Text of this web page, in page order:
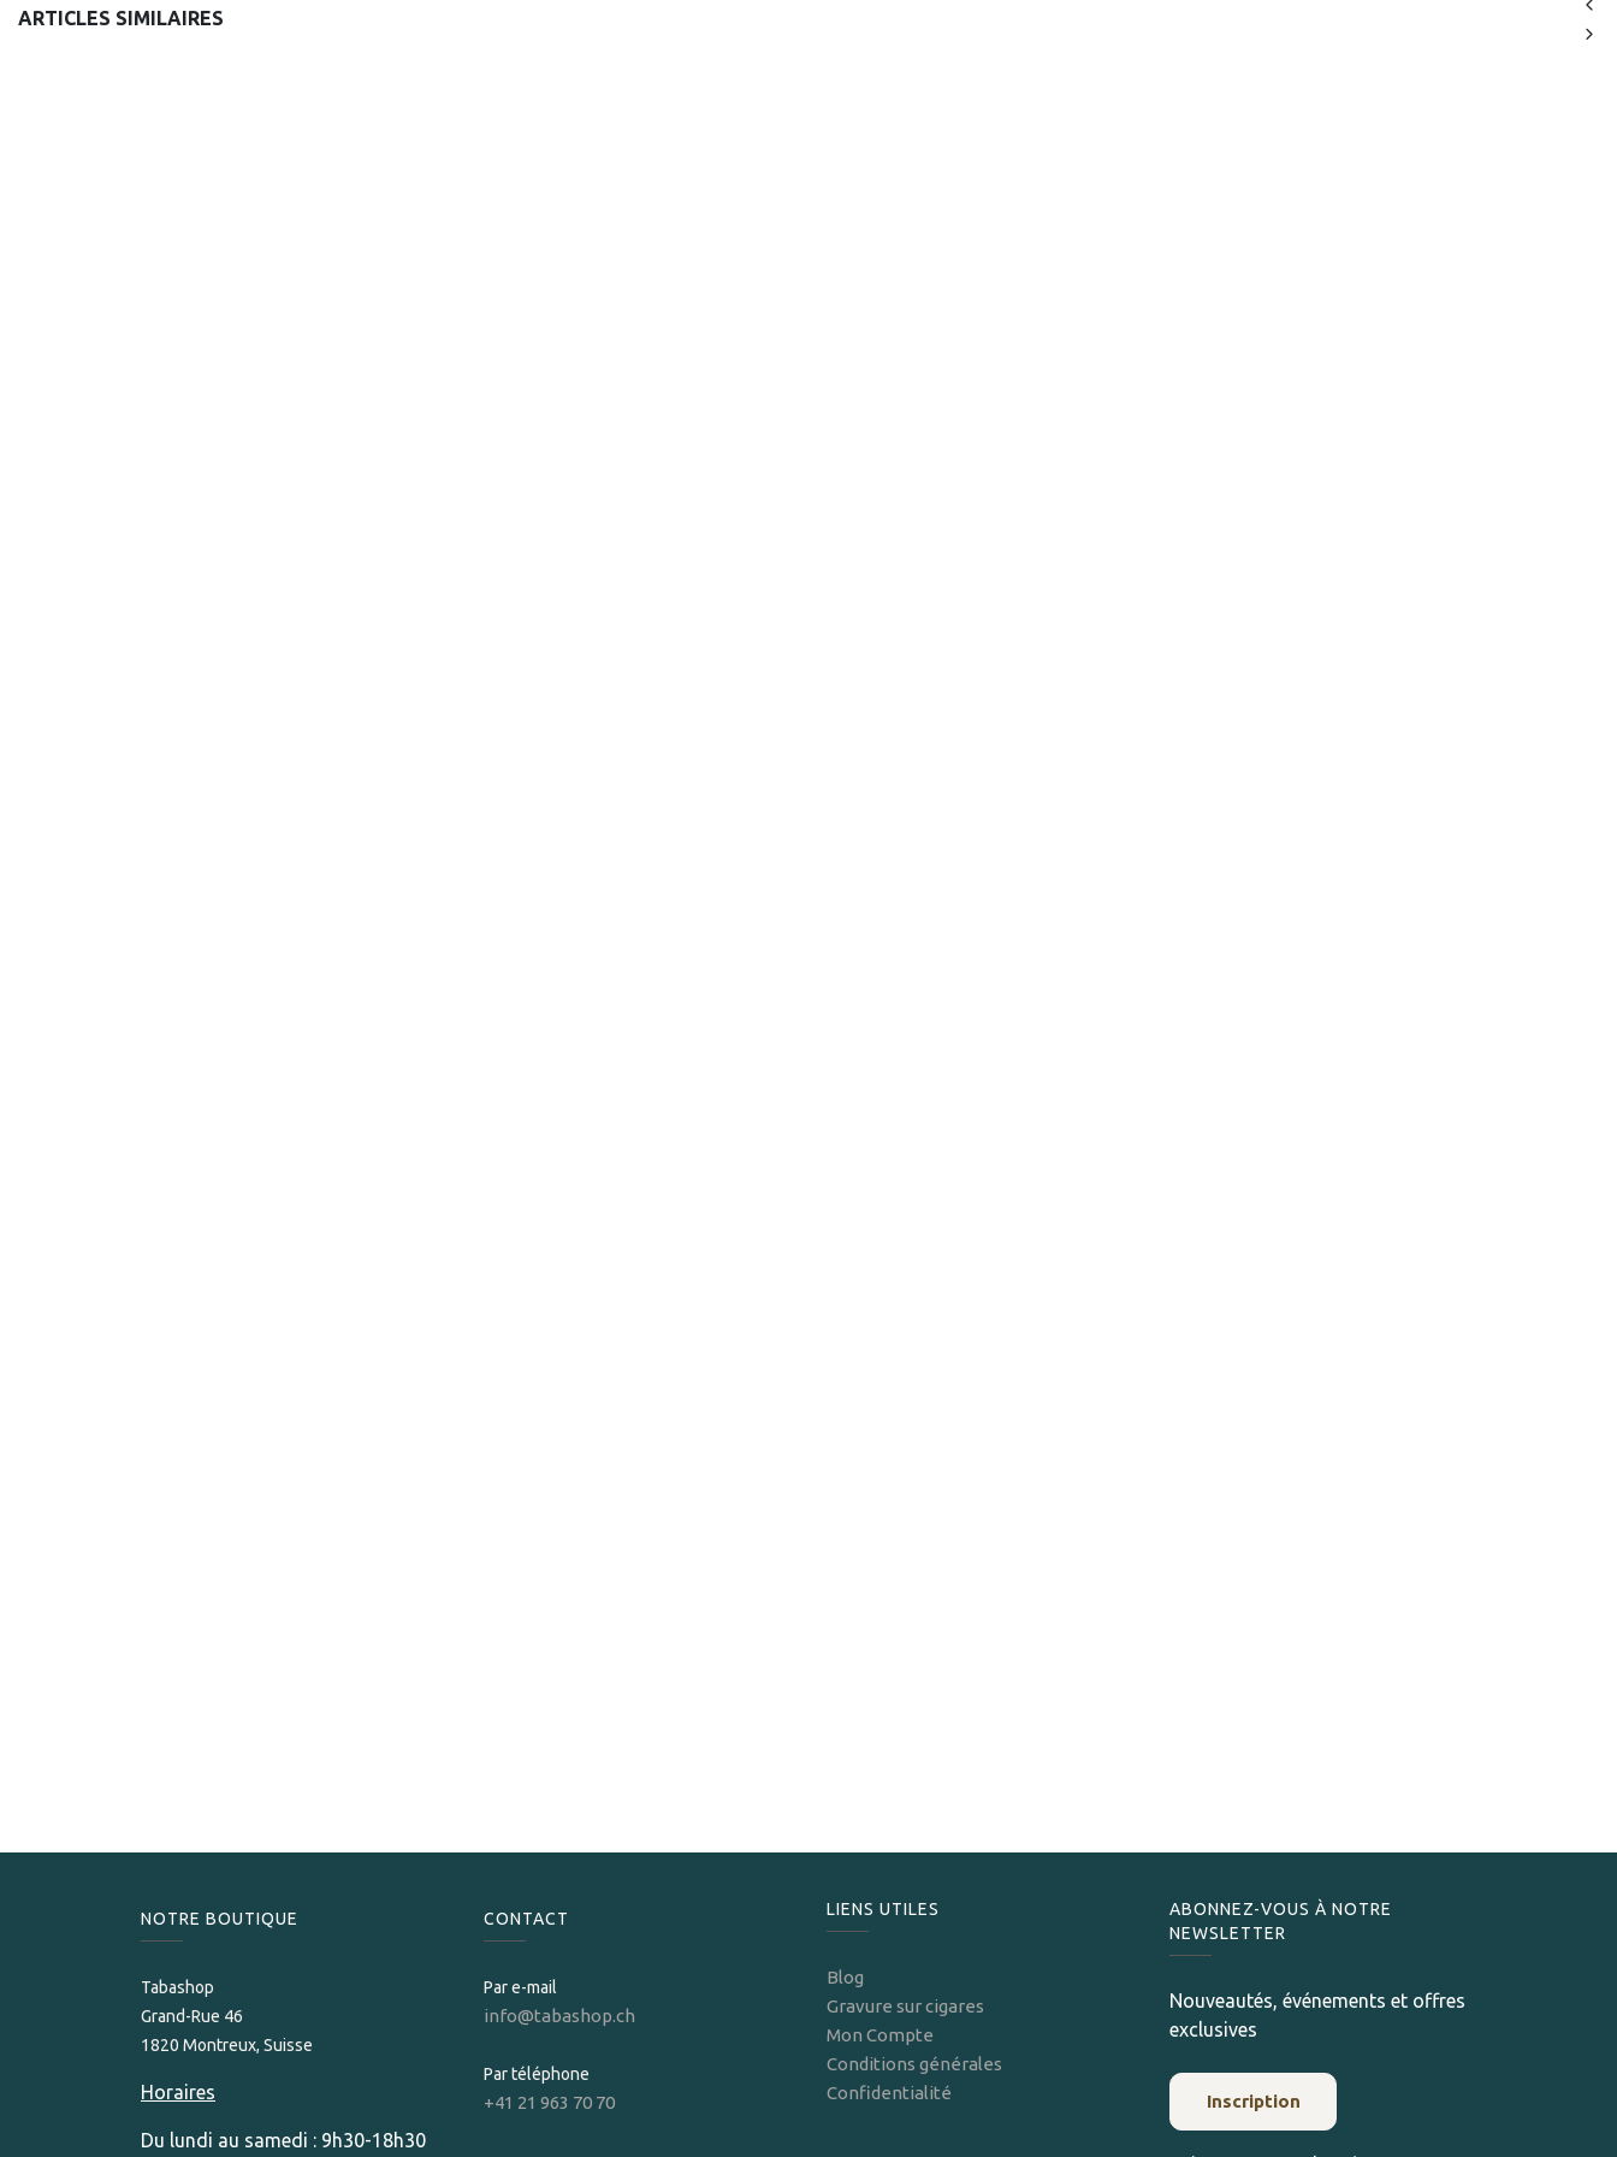
ARTICLES SIMILAIRES
NOTRE BOUTIQUE
Tabashop
Grand-Rue 46
1820 Montreux, Suisse
Horaires
Du lundi au samedi : 9h30-18h30
CONTACT
Par e-mail
info@tabashop.ch
Par téléphone
+41 21 963 70 70
LIENS UTILES
Blog
Gravure sur cigares
Mon Compte
Conditions générales
Confidentialité
ABONNEZ-VOUS À NOTRE
NEWSLETTER
Nouveautés, événements et offres
exclusives
Inscription